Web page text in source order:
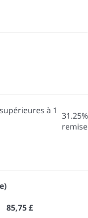
à 1 31.25%
remise
85,75 £